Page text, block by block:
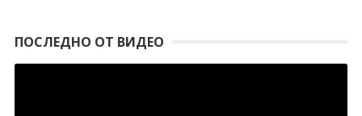
ПОСЛЕДНО ОТ ВИДЕО